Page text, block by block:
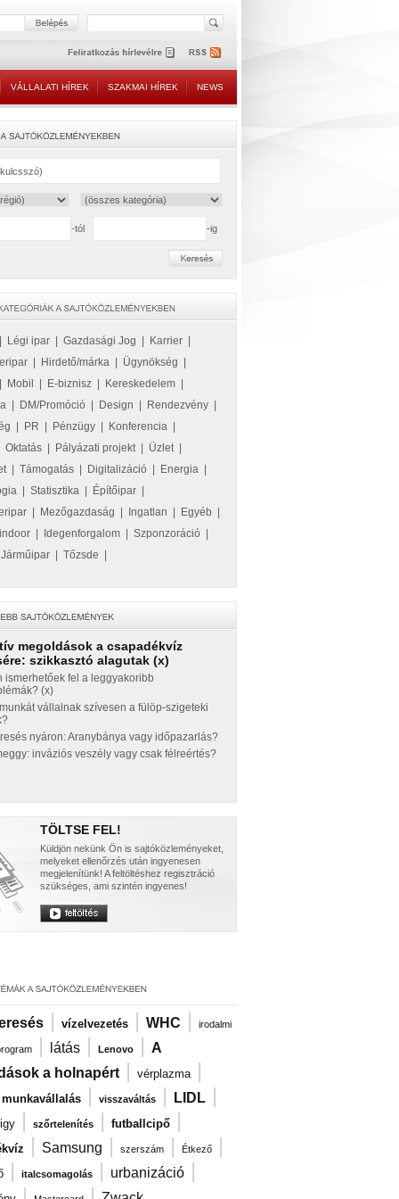
VÁLLALATI HÍREK SZAKMAI HÍREK NEWS
-tól -ig
Légi ipar Gazdasági Jog Karrier
Hirdető/márka Ügynökség
Mobil E-biznisz Kereskedelem
DM/Promóció Design Rendezvény
PR Pénzügy Konferencia
Oktatás Pályázati projekt| Üzlet|
| Támogatás Digitalizáció Energia
Statisztika Építőipar
Mezőgazdaság Ingatlan Egyéb
Idegenforgalom Szponzoráció
Járműipar Tőzsde
megoldások a csapadékvíz
szikkasztó alagutak (x)
ismerhetőek fel a leggyakoribb
(x)
vállalnak szívesen a fülöp-szigeteki
nyáron: Aranybánya vagy időpazarlás?
inváziós veszély vagy csak félreértés?
TÖLTSE FEL!
Küldjön nekünk Ön is sajtóközleményeket,
melyeket ellenőrzés után ingyenesen
megjelenítünk! A feltöltéshez regisztráció
szükséges, ami szintén ingyenes!
| vízelvezetés | WHC | irodalmi
| látás | Lenovo | A
a holnapért | vérplazma |
| visszaváltás | LIDL |
| szőrtelenítés | futballcipő |
| Samsung | szerszám | Étkező |
| italcsomagolás | urbanizáció |